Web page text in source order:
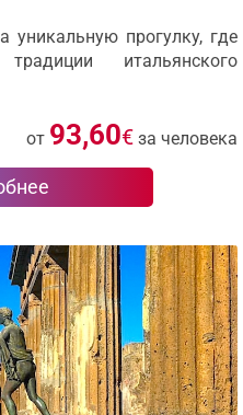
уникальную прогулку, где
итальянского
от 93,60€ за человека